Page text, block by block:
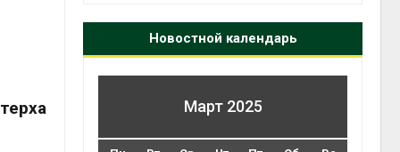
Новостной календарь
Март 2025